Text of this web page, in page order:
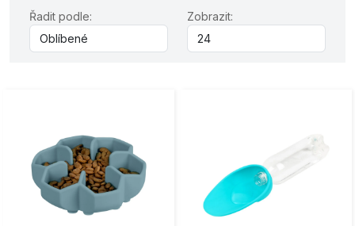
Řadit podle: Zobrazit: